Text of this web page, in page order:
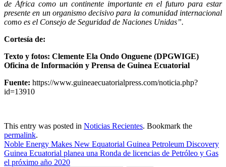
de África como un continente importante en el futuro para estar
presente en un organismo decisivo para la comunidad internacional
como es el Consejo de Seguridad de Naciones Unidas”.
Cortesía de:
Texto y fotos: Clemente Ela Ondo Onguene (DPGWIGE)
Oficina de Información y Prensa de Guinea Ecuatorial
Fuente: https://www.guineaecuatorialpress.com/noticia.php?
id=13910
This entry was posted in Noticias Recientes. Bookmark the
permalink.
Noble Energy Makes New Equatorial Guinea Petroleum Discovery
Guinea Ecuatorial planea una Ronda de licencias de Petróleo y Gas
el próximo año 2020